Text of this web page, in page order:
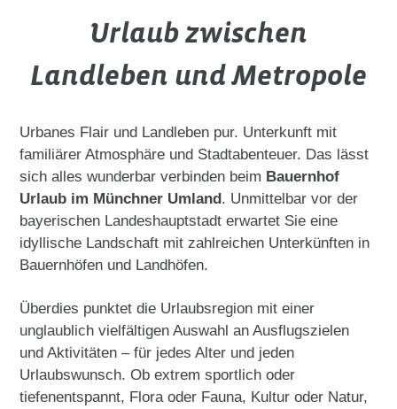
Urlaub zwischen
Landleben und Metropole
Urbanes Flair und Landleben pur. Unterkunft mit
familiärer Atmosphäre und Stadtabenteuer. Das lässt
sich alles wunderbar verbinden beim Bauernhof
Urlaub im Münchner Umland. Unmittelbar vor der
bayerischen Landeshauptstadt erwartet Sie eine
idyllische Landschaft mit zahlreichen Unterkünften in
Bauernhöfen und Landhöfen.
Überdies punktet die Urlaubsregion mit einer
unglaublich vielfältigen Auswahl an Ausflugszielen
und Aktivitäten – für jedes Alter und jeden
Urlaubswunsch. Ob extrem sportlich oder
tiefenentspannt, Flora oder Fauna, Kultur oder Natur,